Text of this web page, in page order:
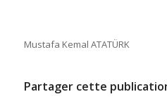
Mustafa Kemal ATATÜRK
Partager cette